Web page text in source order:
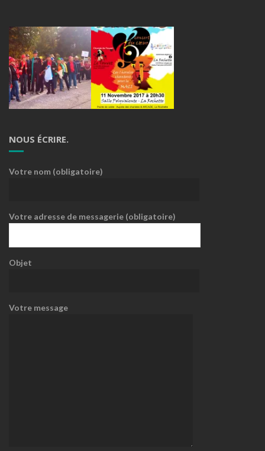
NOUS ÉCRIRE.
Votre nom (obligatoire)
Votre adresse de messagerie (obligatoire)
Objet
Votre message